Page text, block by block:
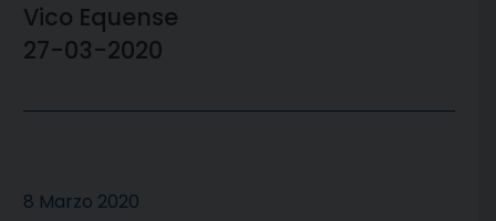
Vico Equense
27-03-2020
8 Marzo 2020